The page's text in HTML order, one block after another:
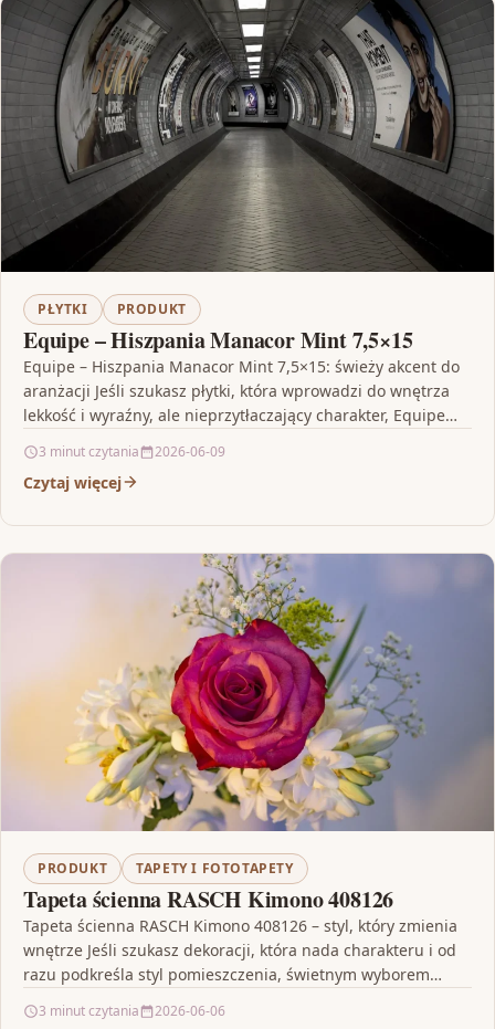
PŁYTKI PRODUKT
Equipe – Hiszpania Manacor Mint 7,5×15
Equipe – Hiszpania Manacor Mint 7,5×15: świeży akcent do
aranżacji Jeśli szukasz płytki, która wprowadzi do wnętrza
lekkość i wyraźny, ale nieprzytłaczający charakter, Equipe…
3 minut czytania 2026-06-09
Czytaj więcej
PRODUKT TAPETY I FOTOTAPETY
Tapeta ścienna RASCH Kimono 408126
Tapeta ścienna RASCH Kimono 408126 – styl, który zmienia
wnętrze Jeśli szukasz dekoracji, która nada charakteru i od
razu podkreśla styl pomieszczenia, świetnym wyborem…
3 minut czytania 2026-06-06